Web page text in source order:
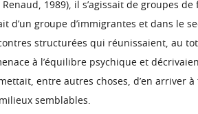
1989), il s’agissait de groupes
d’un groupe d’immigrantes et dans le
structurées qui réunissaient, au
à l’équilibre psychique et
entre autres choses, d’en arriver
semblables.